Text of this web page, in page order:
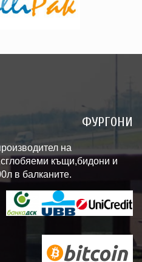
ФУРГОНИ
на
къщи,бидони и
в балканите.